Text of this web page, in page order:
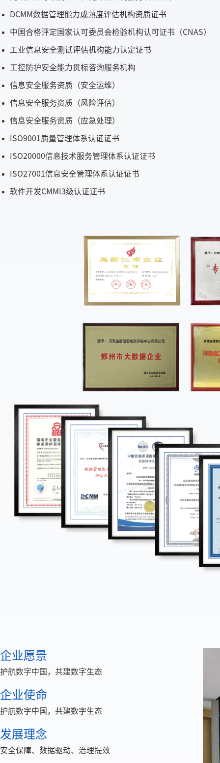
DCMM数据管理能力成熟度评估机构资质证书
中国合格评定国家认可委员会检验机构认可证书（CNAS）
工业信息安全测试评估机构能力认定证书
工控防护安全能力贯标咨询服务机构
信息安全服务资质（安全运维）
信息安全服务资质（风险评估）
信息安全服务资质（应急处理）
ISO9001质量管理体系认证证书
ISO20000信息技术服务管理体系认证证书
ISO27001信息安全管理体系认证证书
软件开发CMMI3级认证证书
企业愿景
护航数字中国，共建数字生态
企业使命
护航数字中国，共建数字生态
发展理念
安全保障、数据驱动、治理提效